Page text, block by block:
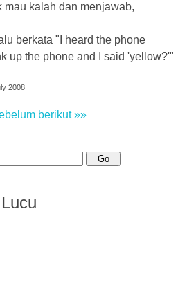
mau kalah dan menjawab,
berkata "I heard the phone
up the phone and I said 'yellow?'"
2008
berikut »»